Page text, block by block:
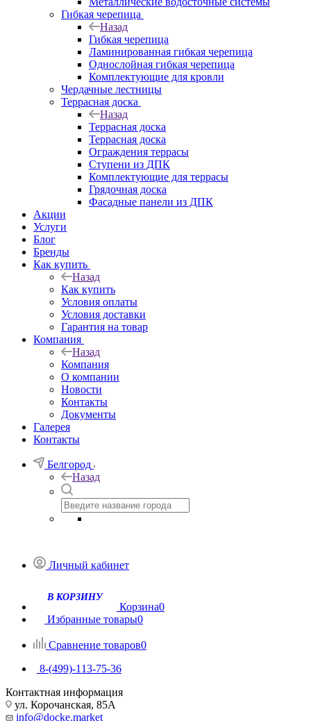
Гибкая черепица
Назад
Гибкая черепица
Ламинированная гибкая черепица
Однослойная гибкая черепица
Комплектующие для кровли
Чердачные лестницы
Террасная доска
Назад
Террасная доска
Террасная доска
Ограждения террасы
Ступени из ДПК
Комплектующие для террасы
Грядочная доска
Фасадные панели из ДПК
Акции
Услуги
Блог
Бренды
Как купить
Назад
Как купить
Условия оплаты
Условия доставки
Гарантия на товар
Компания
Назад
Компания
О компании
Новости
Контакты
Документы
Галерея
Контакты
Белгород
Назад
Личный кабинет
Корзина0
Избранные товары0
Сравнение товаров0
8-(499)-113-75-36
Контактная информация
ул. Корочанская, 85А
info@docke.market